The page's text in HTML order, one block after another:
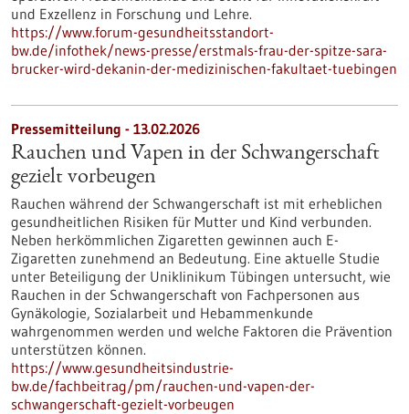
und Exzellenz in Forschung und Lehre.
https://www.forum-gesundheitsstandort-
bw.de/infothek/news-presse/erstmals-frau-der-spitze-sara-
brucker-wird-dekanin-der-medizinischen-fakultaet-tuebingen
Pressemitteilung - 13.02.2026
Rauchen und Vapen in der Schwangerschaft
gezielt vorbeugen
Rauchen während der Schwangerschaft ist mit erheblichen
gesundheitlichen Risiken für Mutter und Kind verbunden.
Neben herkömmlichen Zigaretten gewinnen auch E-
Zigaretten zunehmend an Bedeutung. Eine aktuelle Studie
unter Beteiligung der Uniklinikum Tübingen untersucht, wie
Rauchen in der Schwangerschaft von Fachpersonen aus
Gynäkologie, Sozialarbeit und Hebammenkunde
wahrgenommen werden und welche Faktoren die Prävention
unterstützen können.
https://www.gesundheitsindustrie-
bw.de/fachbeitrag/pm/rauchen-und-vapen-der-
schwangerschaft-gezielt-vorbeugen